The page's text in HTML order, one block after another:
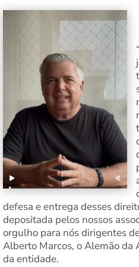
defesa e entrega desses
depositada pelos nossos
orgulho para nós dirigentes
Alberto Marcos, o Alemão da
da entidade.